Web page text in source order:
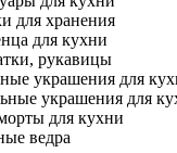
для хранения
для кухни
рукавицы
украшения для
украшения для
для кухни
ведра